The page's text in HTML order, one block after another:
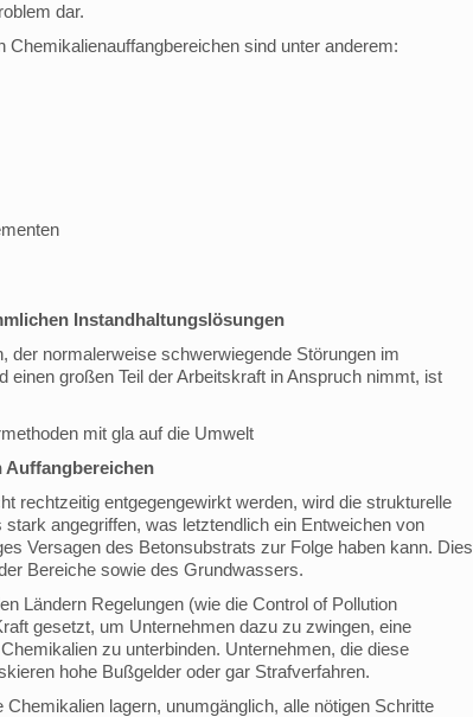
dar.
Chemikalienauffangbereichen sind unter anderem:
Instandhaltungslösungen
der normalerweise schwerwiegende Störungen im
einen großen Teil der Arbeitskraft in Anspruch nimmt, ist
mit gla auf die Umwelt
Auffangbereichen
rechtzeitig entgegengewirkt werden, wird die strukturelle
angegriffen, was letztendlich ein Entweichen von
Versagen des Betonsubstrats zur Folge haben kann. Dies
Bereiche sowie des Grundwassers.
Ländern Regelungen (wie die Control of Pollution
gesetzt, um Unternehmen dazu zu zwingen, eine
zu unterbinden. Unternehmen, die diese
hohe Bußgelder oder gar Strafverfahren.
lagern, unumgänglich, alle nötigen Schritte